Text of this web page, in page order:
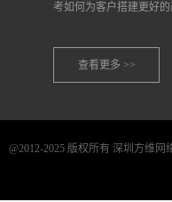
考如何为客户搭建更好的
查看更多 >>
@2012-2025 版权所有 深圳方维网